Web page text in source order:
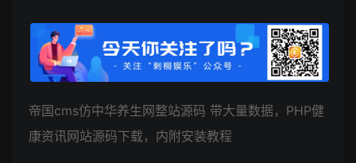
帝国cms仿中华养生网整站源码 带大量数据，PHP健
康资讯网站源码下载，内附安装教程